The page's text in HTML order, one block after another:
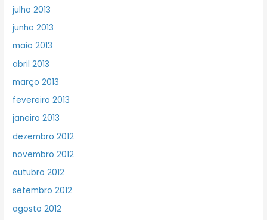
julho 2013
junho 2013
maio 2013
abril 2013
março 2013
fevereiro 2013
janeiro 2013
dezembro 2012
novembro 2012
outubro 2012
setembro 2012
agosto 2012